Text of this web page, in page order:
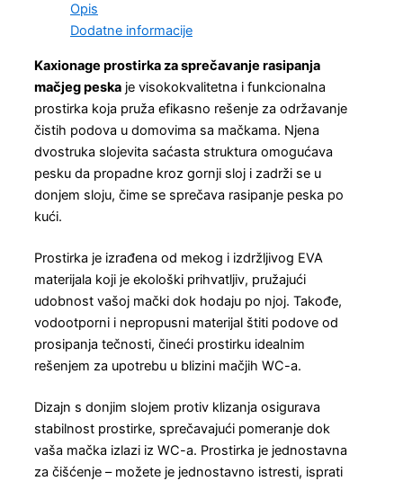
Opis
Dodatne informacije
Kaxionage prostirka za sprečavanje rasipanja
mačjeg peska je visokokvalitetna i funkcionalna
prostirka koja pruža efikasno rešenje za održavanje
čistih podova u domovima sa mačkama. Njena
dvostruka slojevita saćasta struktura omogućava
pesku da propadne kroz gornji sloj i zadrži se u
donjem sloju, čime se sprečava rasipanje peska po
kući.
Prostirka je izrađena od mekog i izdržljivog EVA
materijala koji je ekološki prihvatljiv, pružajući
udobnost vašoj mački dok hodaju po njoj. Takođe,
vodootporni i nepropusni materijal štiti podove od
prosipanja tečnosti, čineći prostirku idealnim
rešenjem za upotrebu u blizini mačjih WC-a.
Dizajn s donjim slojem protiv klizanja osigurava
stabilnost prostirke, sprečavajući pomeranje dok
vaša mačka izlazi iz WC-a. Prostirka je jednostavna
za čišćenje – možete je jednostavno istresti, isprati